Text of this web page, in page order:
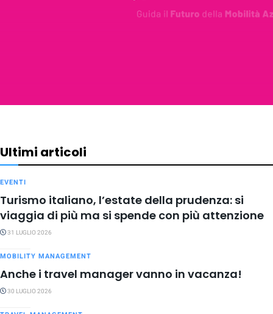
Ultimi articoli
EVENTI
Turismo italiano, l’estate della prudenza: si
viaggia di più ma si spende con più attenzione
31 LUGLIO 2026
MOBILITY MANAGEMENT
Anche i travel manager vanno in vacanza!
30 LUGLIO 2026